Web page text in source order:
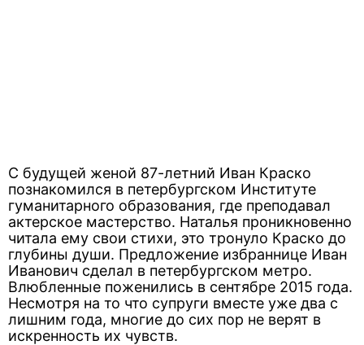
С будущей женой 87-летний Иван Краско
познакомился в петербургском Институте
гуманитарного образования, где преподавал
актерское мастерство. Наталья проникновенно
читала ему свои стихи, это тронуло Краско до
глубины души. Предложение избраннице Иван
Иванович сделал в петербургском метро.
Влюбленные поженились в сентябре 2015 года.
Несмотря на то что супруги вместе уже два с
лишним года, многие до сих пор не верят в
искренность их чувств.